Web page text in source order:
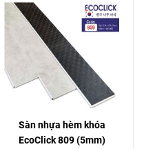
Sàn nhựa hèm khóa
EcoClick 809 (5mm)